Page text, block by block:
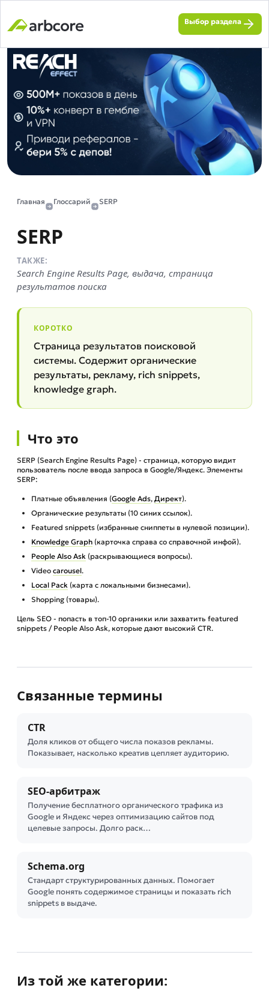
Выбор раздела
Главная Глоссарий SERP
SERP
ТАКЖЕ:
Search Engine Results Page, выдача, страница
результатов поиска
КОРОТКО
Страница результатов поисковой
системы. Содержит органические
результаты, рекламу, rich snippets,
knowledge graph.
Что это
SERP (Search Engine Results Page) - страница, которую видит
пользователь после ввода запроса в Google/Яндекс. Элементы
SERP:
Платные объявления (Google Ads, Директ).
Органические результаты (10 синих ссылок).
Featured snippets (избранные сниппеты в нулевой позиции).
Knowledge Graph (карточка справа со справочной инфой).
People Also Ask (раскрывающиеся вопросы).
Video carousel.
Local Pack (карта с локальными бизнесами).
Shopping (товары).
Цель SEO - попасть в топ-10 органики или захватить featured
snippets / People Also Ask, которые дают высокий CTR.
Связанные термины
CTR
Доля кликов от общего числа показов рекламы.
Показывает, насколько креатив цепляет аудиторию.
SEO-арбитраж
Получение бесплатного органического трафика из
Google и Яндекс через оптимизацию сайтов под
целевые запросы. Долго раск…
Schema.org
Стандарт структурированных данных. Помогает
Google понять содержимое страницы и показать rich
snippets в выдаче.
Из той же категории: